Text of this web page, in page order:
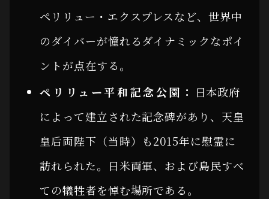
ペリリュー・エクスプレスなど、世界中
のダイバーが憧れるダイナミックなポイ
ントが点在する。
ペリリュー平和記念公園： 日本政府
によって建立された記念碑があり、天皇
皇后両陛下（当時）も2015年に慰霊に
訪れられた。日米両軍、および島民すべ
ての犠牲者を悼む場所である。